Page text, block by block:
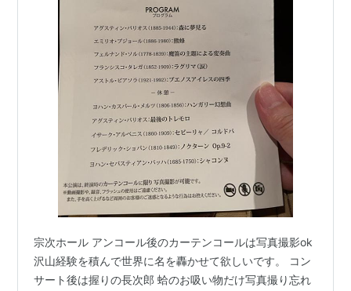
宗次ホール アンコール後のカーテンコールは写真撮影ok
沢山経験を積んで世界に名を轟かせて欲しいです。 コン
サート後は握りの長次郎 蛤のお吸い物だけ写真撮り忘れ